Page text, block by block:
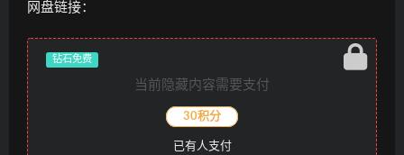
网盘链接：
钻石免费
当前隐藏内容需要支付
30积分
已有人支付